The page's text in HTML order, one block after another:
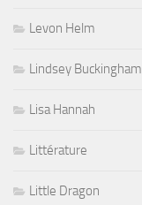
Levon Helm
Lindsey Buckingham
Lisa Hannah
Littérature
Little Dragon